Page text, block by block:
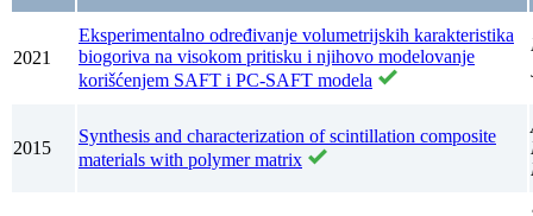
2021
Eksperimentalno određivanje volumetrijskih karakteristika
biogoriva na visokom pritisku i njihovo modelovanje
korišćenjem SAFT i PC-SAFT modela
2015
Synthesis and characterization of scintillation composite
materials with polymer matrix